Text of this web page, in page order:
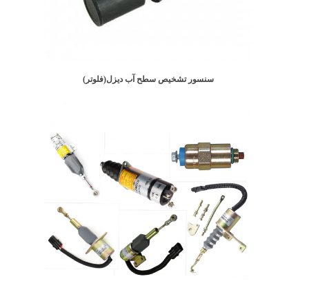
سنسور تشخیص سطح آب دیزل(فلوتر)